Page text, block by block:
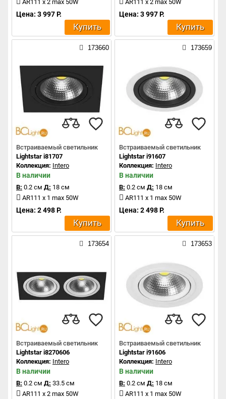
AR111 x 2 max 50W
Цена: 3 997 Р.
Купить
AR111 x 2 max 50W
Цена: 3 997 Р.
Купить
173660
Встраиваемый светильник
Lightstar i81707
Коллекция: Intero
В наличии
В: 0.2 см Д: 18 см
AR111 x 1 max 50W
Цена: 2 498 Р.
Купить
173659
Встраиваемый светильник
Lightstar i91607
Коллекция: Intero
В наличии
В: 0.2 см Д: 18 см
AR111 x 1 max 50W
Цена: 2 498 Р.
Купить
173654
Встраиваемый светильник
Lightstar i8270606
Коллекция: Intero
В наличии
В: 0.2 см Д: 33.5 см
AR111 x 2 max 50W
173653
Встраиваемый светильник
Lightstar i91606
Коллекция: Intero
В наличии
В: 0.2 см Д: 18 см
AR111 x 1 max 50W